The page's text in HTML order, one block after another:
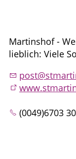
Martinshof -
lieblich: Viele
(0049)6703